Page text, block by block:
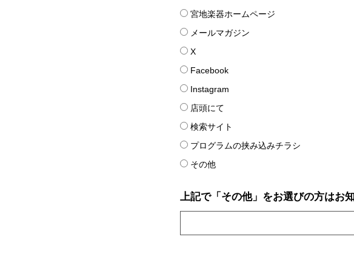
宮地楽器ホームページ
メールマガジン
X
Facebook
Instagram
店頭にて
検索サイト
プログラムの挟み込みチラシ
その他
上記で「その他」をお選びの方はお